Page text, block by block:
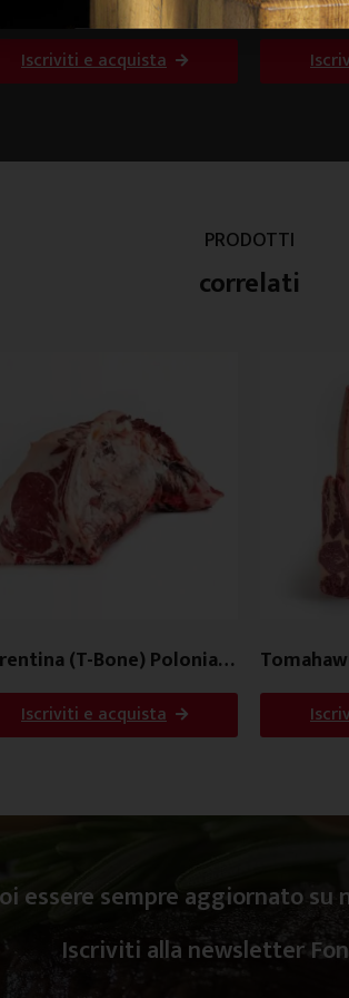
Iscriviti e acquista
PRODOTTI
correlati
(T-Bone) Polonia
Iscriviti e acquista
essere sempre aggiornato
Iscriviti alla newsletter